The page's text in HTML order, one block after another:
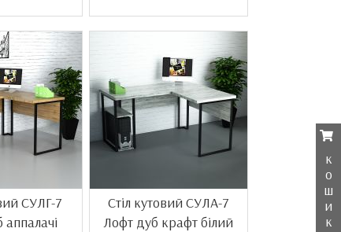
СУЛГ-7
Стіл кутовий СУЛА-7
Лофт дуб крафт білий
к
о
ш
и
к